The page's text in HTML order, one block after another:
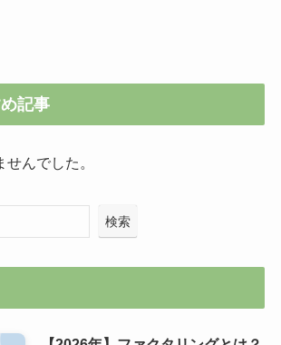
記事
んでした。
検索